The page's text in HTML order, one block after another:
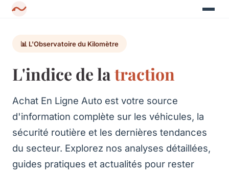
📊 L'Observatoire du Kilomètre
L'indice de latraction
Achat En Ligne Auto est votre source
d'information complète sur les véhicules, la
sécurité routière et les dernières tendances
du secteur. Explorez nos analyses détaillées,
guides pratiques et actualités pour rester